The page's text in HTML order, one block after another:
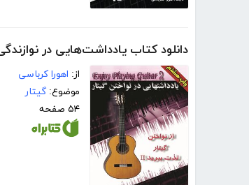
دانلود کتاب یادداشت‌هایی در
از: اهورا کرباسی
موضوع: گیتار
۵۴ صفحه